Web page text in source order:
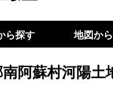
ら探す 地図か
南阿蘇村河陽